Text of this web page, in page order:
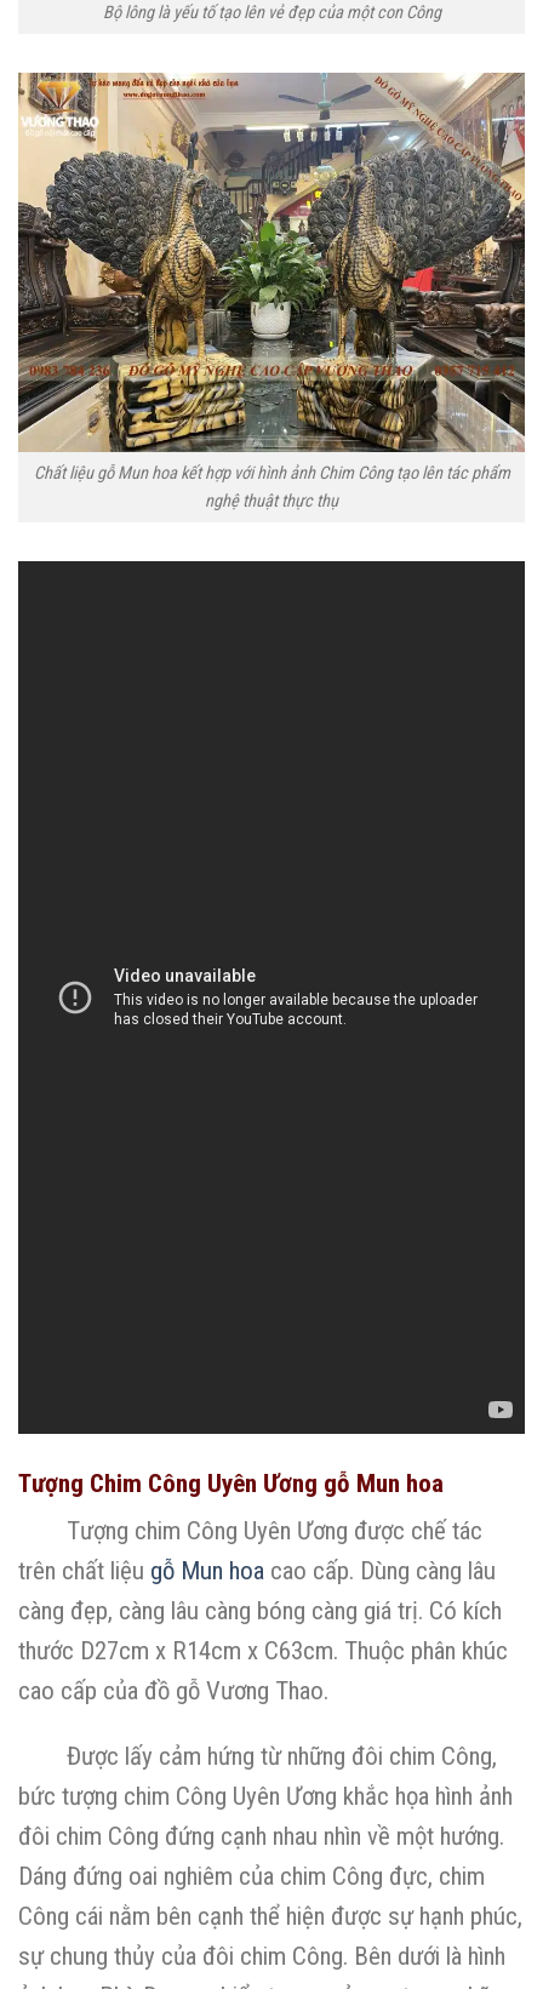
Bộ lông là yếu tố tạo lên vẻ đẹp của một con Công
Chất liệu gỗ Mun hoa kết hợp với hình ảnh Chim Công tạo lên tác phẩm
nghệ thuật thực thụ
Tượng Chim Công Uyên Ương gỗ Mun hoa
Tượng chim Công Uyên Ương được chế tác
trên chất liệu gỗ Mun hoa cao cấp. Dùng càng lâu
càng đẹp, càng lâu càng bóng càng giá trị. Có kích
thước D27cm x R14cm x C63cm. Thuộc phân khúc
cao cấp của đồ gỗ Vương Thao.
Được lấy cảm hứng từ những đôi chim Công,
bức tượng chim Công Uyên Ương khắc họa hình ảnh
đôi chim Công đứng cạnh nhau nhìn về một hướng.
Dáng đứng oai nghiêm của chim Công đực, chim
Công cái nằm bên cạnh thể hiện được sự hạnh phúc,
sự chung thủy của đôi chim Công. Bên dưới là hình